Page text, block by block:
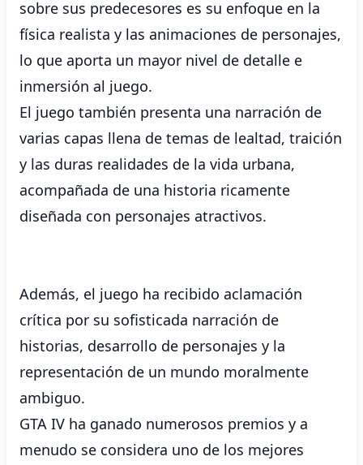
sobre sus predecesores es su enfoque en la
física realista y las animaciones de personajes,
lo que aporta un mayor nivel de detalle e
inmersión al juego.
El juego también presenta una narración de
varias capas llena de temas de lealtad, traición
y las duras realidades de la vida urbana,
acompañada de una historia ricamente
diseñada con personajes atractivos.
Además, el juego ha recibido aclamación
crítica por su sofisticada narración de
historias, desarrollo de personajes y la
representación de un mundo moralmente
ambiguo.
GTA IV ha ganado numerosos premios y a
menudo se considera uno de los mejores